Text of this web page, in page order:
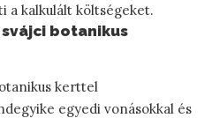
a kalkulált költségeket.
botanikus
kerttel
egyedi vonásokkal és